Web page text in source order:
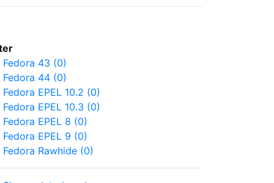
Fedora 43 (0)
Fedora 44 (0)
Fedora EPEL 10.2 (0)
Fedora EPEL 10.3 (0)
Fedora EPEL 8 (0)
Fedora EPEL 9 (0)
Fedora Rawhide (0)